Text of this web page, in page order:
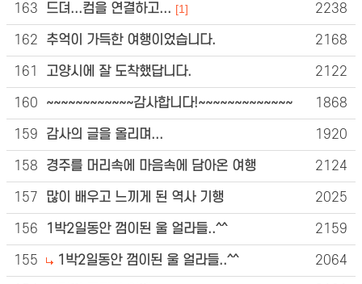
163 드뎌...컴을 연결하고... [1] 2238
162 추억이 가득한 여행이었습니다. 2168
161 고양시에 잘 도착했답니다. 2122
160 ~~~~~~~~~~~~감사합니다!~~~~~~~~~~~~~ 1868
159 감사의 글을 올리며... 1920
158 경주를 머리속에 마음속에 담아온 여행 2124
157 많이 배우고 느끼게 된 역사 기행 2025
156 1박2일동안 껌이된 울 얼라들..^^ 2159
155 1박2일동안 껌이된 울 얼라들..^^ 2064